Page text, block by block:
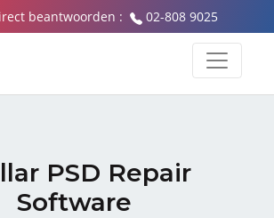
beantwoorden : 02-808 9025
PSD Repair
Software